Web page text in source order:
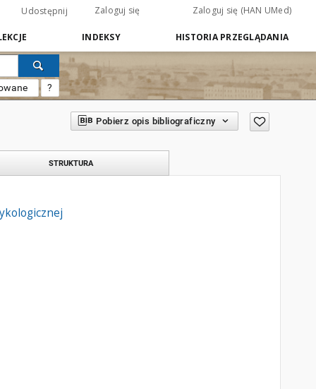
Udostępnij Zaloguj się Zaloguj się (HAN UMed)
INDEKSY HISTORIA PRZEGLĄDANIA
?
Pobierz opis bibliograficzny
STRUKTURA